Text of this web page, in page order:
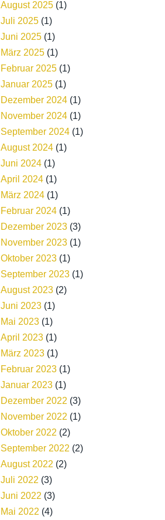
August 2025 (1)
Juli 2025 (1)
Juni 2025 (1)
März 2025 (1)
Februar 2025 (1)
Januar 2025 (1)
Dezember 2024 (1)
November 2024 (1)
September 2024 (1)
August 2024 (1)
Juni 2024 (1)
April 2024 (1)
März 2024 (1)
Februar 2024 (1)
Dezember 2023 (3)
November 2023 (1)
Oktober 2023 (1)
September 2023 (1)
August 2023 (2)
Juni 2023 (1)
Mai 2023 (1)
April 2023 (1)
März 2023 (1)
Februar 2023 (1)
Januar 2023 (1)
Dezember 2022 (3)
November 2022 (1)
Oktober 2022 (2)
September 2022 (2)
August 2022 (2)
Juli 2022 (3)
Juni 2022 (3)
Mai 2022 (4)